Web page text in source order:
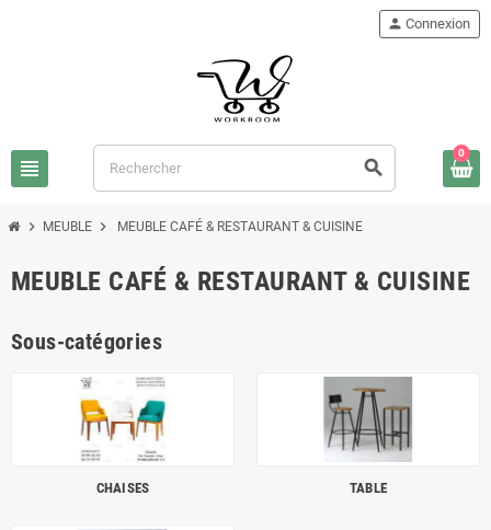
view_headline search
person Connexion
0
chevron_right MEUBLE chevron_right MEUBLE CAFÉ & RESTAURANT & CUISINE
MEUBLE CAFÉ & RESTAURANT & CUISINE
Sous-catégories
CHAISES TABLE